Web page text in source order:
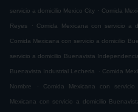
servicio a domicilio Mexico City . Comida
Reyes . Comida Mexicana con servicio a
Comida Mexicana con servicio a domicilio
servicio a domicilio Buenavista
Buenavista Industrial Lecheria . Comida
Nombre . Comida Mexicana con
Mexicana con servicio a domicilio